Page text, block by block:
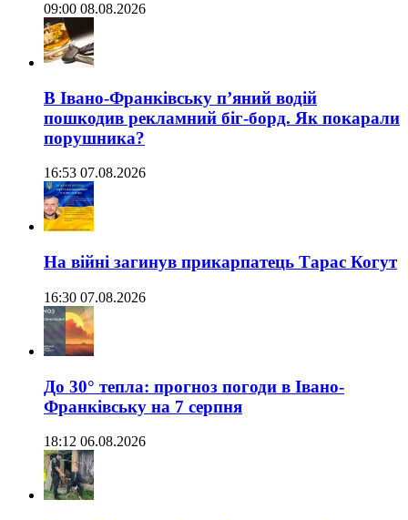
09:00 08.08.2026
В Івано-Франківську п’яний водій
пошкодив рекламний біг-борд. Як покарали
порушника?
16:53 07.08.2026
На війні загинув прикарпатець Тарас Когут
16:30 07.08.2026
До 30° тепла: прогноз погоди в Івано-
Франківську на 7 серпня
18:12 06.08.2026